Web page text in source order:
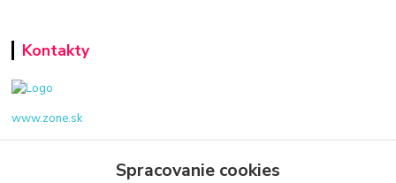
Kontakty
www.zone.sk
+421 940 949 000Spracovanie cookies